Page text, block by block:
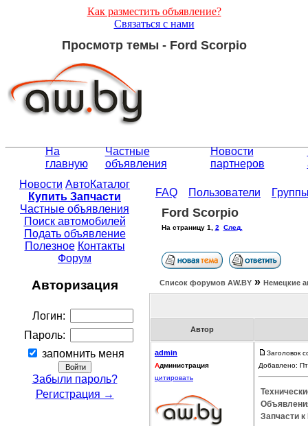
Как разместить объявление?
Связаться с нами
Просмотр темы - Ford Scorpio
На
главную
Частные
объявления
Новости
партнеров
Новости АвтоКаталог
Купить Запчасти
Частные объявления
Поиск автомобилей
Подать объявление
Полезное Контакты
Форум
Авторизация
Логин:
Пароль:
запомнить меня
Забыли пароль?
Регистрация →
FAQ Пользователи
Ford Scorpio
На страницу 1 2 След.
Список форумов АW.BY » Немецкие
Автор
admin
Администрация
цитировать
Заголовок
Добавлено:
Запчасти